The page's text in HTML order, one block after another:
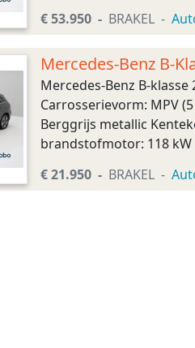
€ 53.950 BRAKEL
Mercedes-Benz B-
Mercedes-Benz B-
Carrosserievorm: MPV
Berggrijs metallic
brandstofmotor: 118 kW
€ 21.950 BRAKEL